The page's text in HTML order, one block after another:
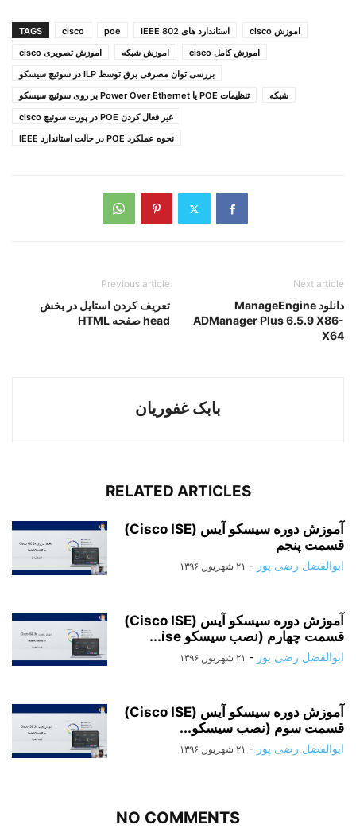
TAGS cisco poe استاندارد های IEEE 802
اموزش cisco
اموزش تصویری cisco
اموزش شبکه
اموزش کامل cisco
بررسی توان مصرفی برق توسط ILP در سوئیچ سیسکو
تنظیمات POE یا Power Over Ethernet بر روی سوئیچ سیسکو
شبکه
غیر فعال کردن POE در پورت سوئیچ cisco
نحوه عملکرد POE در حالت استاندارد IEEE
Previous article
تعریف کردن استایل در بخش
head صفحه HTML
Next article
دانلود ManageEngine
ADManager Plus 6.5.9 X86-
X64
بابک غفوریان
RELATED ARTICLES
آموزش دوره سیسکو آیس (Cisco ISE)
قسمت پنجم
ابوالفضل رضی پور - ۲۱ شهریور, ۱۳۹۶
آموزش دوره سیسکو آیس (Cisco ISE)
قسمت چهارم (نصب سیسکو ise...
ابوالفضل رضی پور - ۲۱ شهریور, ۱۳۹۶
آموزش دوره سیسکو آیس (Cisco ISE)
قسمت سوم (نصب سیسکو...
ابوالفضل رضی پور - ۲۱ شهریور, ۱۳۹۶
NO COMMENTS